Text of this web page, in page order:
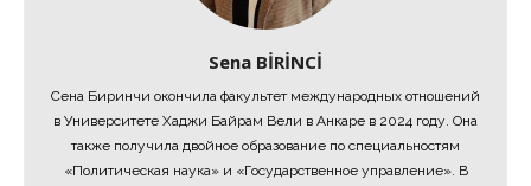
Sena BİRİNCİ
Сена Биринчи окончила факультет международных отношений
в Университете Хаджи Байрам Вели в Анкаре в 2024 году. Она
также получила двойное образование по специальностям
«Политическая наука» и «Государственное управление». В